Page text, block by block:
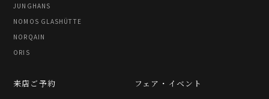
JUNGHANS
NOMOS GLASHÜTTE
NORQAIN
ORIS
フェア・イベント
来店ご予約